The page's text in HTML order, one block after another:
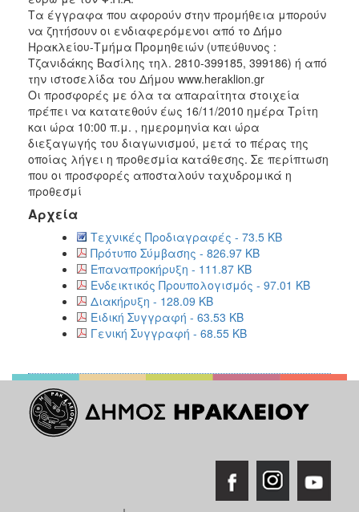
2016
2015
2013
ΤΟΠΟΣ
ΠΟΛΙΤΙΣΜΟΣ
ΑΝΘΕΚΤΙΚΗ
Τα έγγραφα που αφορούν στην προμήθεια μπορούν
να ζητήσουν οι ενδιαφερόμενοι από το Δήμο
Ηρακλείου-Τμήμα Προμηθειών (υπεύθυνος :
Τζανιδάκης Βασίλης τηλ. 2810-399185, 399186) ή από
την ιστοσελίδα του Δήμου www.heraklion.gr
Οι προσφορές με όλα τα απαραίτητα στοιχεία
πρέπει να κατατεθούν έως 16/11/2010 ημέρα Τρίτη
και ώρα 10:00 π.μ. , ημερομηνία και ώρα
διεξαγωγής του διαγωνισμού, μετά το πέρας της
οποίας λήγει η προθεσμία κατάθεσης. Σε περίπτωση
που οι προσφορές αποσταλούν ταχυδρομικά η
προθεσμί
Αρχεία
Τεχνικές Προδιαγραφές - 73.5 KB
Πρότυπο Σύμβασης - 826.97 KB
Επαναπροκήρυξη - 111.87 KB
Ενδεικτικός Προυπολογισμός - 97.01 KB
Διακήρυξη - 128.09 KB
Ειδική Συγγραφή - 63.53 KB
Γενική Συγγραφή - 68.55 KB